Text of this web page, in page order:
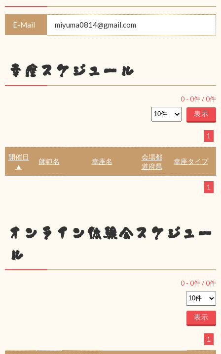
E-Mail miyuma0814@gmail.com
幸座スケジュール
0 - 0件 /0件
1
開催日
▲
師範名 幸座名
会場都
道府県
幸座タイプ
1
オンライン体験会スケジュー
ル
0 - 0件 /0件
1